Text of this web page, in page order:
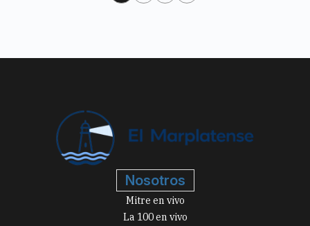
Nosotros
Mitre en vivo
La 100 en vivo